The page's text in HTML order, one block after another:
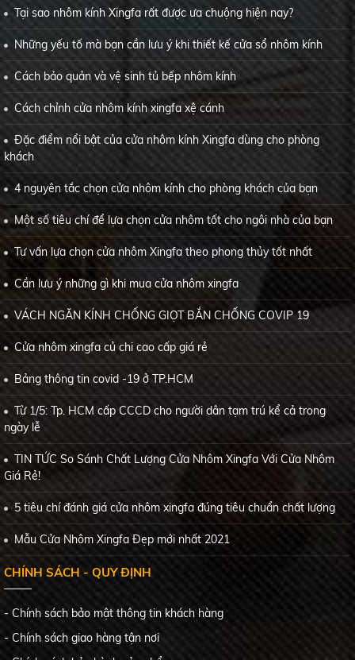
Tại sao nhôm kính Xingfa rất được ưa chuộng hiện nay?
Những yếu tố mà bạn cần lưu ý khi thiết kế cửa sổ nhôm kính
Cách bảo quản và vệ sinh tủ bếp nhôm kính
Cách chỉnh cửa nhôm kính xingfa xệ cánh
Đặc điểm nổi bật của cửa nhôm kính Xingfa dùng cho phòng
khách
4 nguyên tắc chọn cửa nhôm kính cho phòng khách của bạn
Một số tiêu chí để lựa chọn cửa nhôm tốt cho ngôi nhà của bạn
Tư vấn lựa chọn cửa nhôm Xingfa theo phong thủy tốt nhất
Cần lưu ý những gì khi mua cửa nhôm xingfa
VÁCH NGĂN KÍNH CHỐNG GIỌT BẮN CHỐNG COVIP 19
Cửa nhôm xingfa củ chi cao cấp giá rẻ
Bảng thông tin covid -19 ở TP.HCM
Từ 1/5: Tp. HCM cấp CCCD cho người dân tạm trú kể cả trong
ngày lễ
TIN TỨC So Sánh Chất Lượng Cửa Nhôm Xingfa Với Cửa Nhôm
Giá Rẻ!
5 tiêu chí đánh giá cửa nhôm xingfa đúng tiêu chuẩn chất lượng
Mẫu Cửa Nhôm Xingfa Đẹp mới nhất 2021
CHÍNH SÁCH - QUY ĐỊNH
- Chính sách bảo mật thông tin khách hàng
- Chính sách giao hàng tận nơi